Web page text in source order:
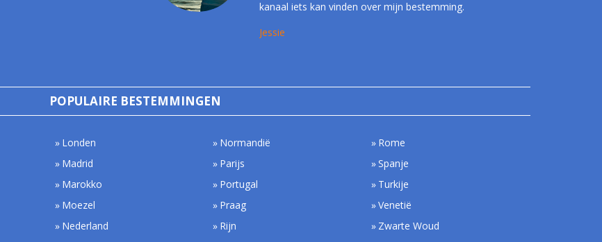
kanaal iets kan vinden over mijn bestemming.
Jessie
POPULAIRE BESTEMMINGEN
Londen
Madrid
Marokko
Moezel
Nederland
Normandië
Parijs
Portugal
Praag
Rijn
Rome
Spanje
Turkije
Venetië
Zwarte Woud